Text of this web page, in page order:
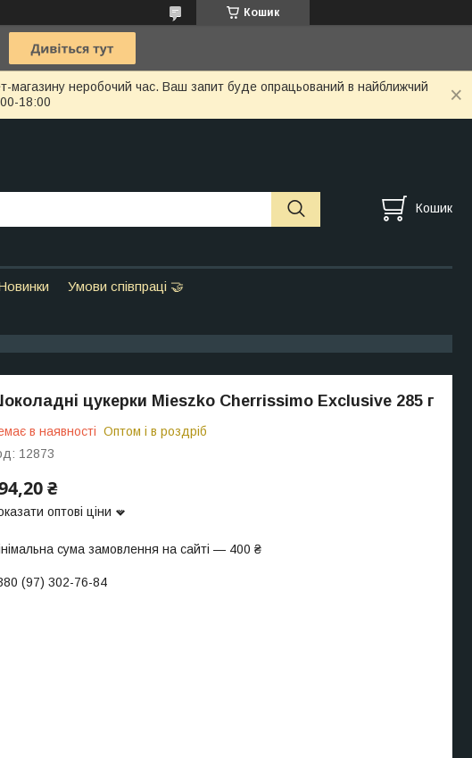
Кошик
магазину неробочий час. Ваш запит буде опрацьований в найближчий
18:00
Кошик
Умови співпраці 🤝
цукерки Mieszko Cherrissimo Exclusive 285 г
в наявності Оптом і в роздріб
12873
₴
оптові ціни
сума замовлення на сайті — 400 ₴
(97) 302-76-84